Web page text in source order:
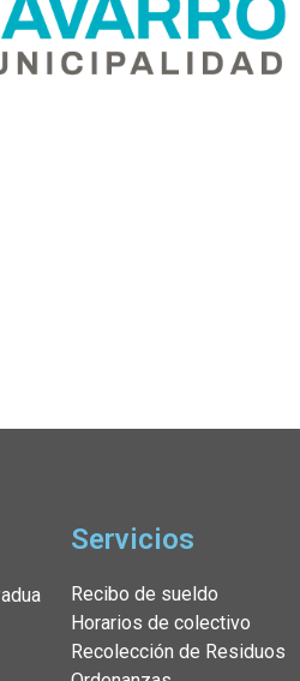
Servicios
Recibo de sueldo
Horarios de colectivo
Recolección de Residuos